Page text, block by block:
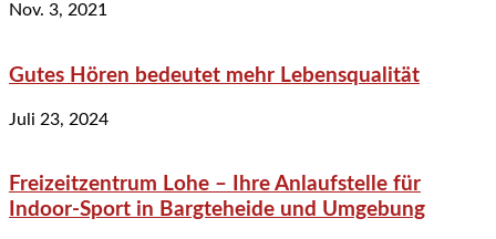
Nov. 3, 2021
Gutes Hören bedeutet mehr Lebensqualität
Juli 23, 2024
Freizeitzentrum Lohe – Ihre Anlaufstelle für
Indoor-Sport in Bargteheide und Umgebung